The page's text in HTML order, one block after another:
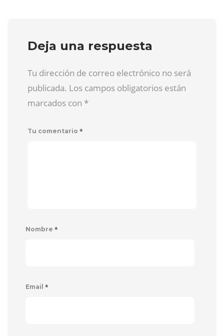
Deja una respuesta
Tu dirección de correo electrónico no será
publicada. Los campos obligatorios están
marcados con *
Tu comentario *
Nombre *
Email *